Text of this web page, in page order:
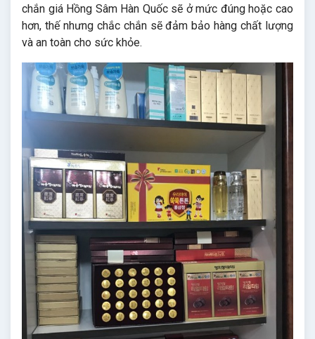
chắn giá Hồng Sâm Hàn Quốc sẽ ở mức đúng hoặc cao
hơn, thế nhưng chắc chắn sẽ đảm bảo hàng chất lượng
và an toàn cho sức khỏe.